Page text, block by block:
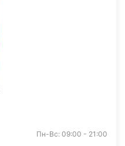
Пн-Вс: 09:00 - 21:00